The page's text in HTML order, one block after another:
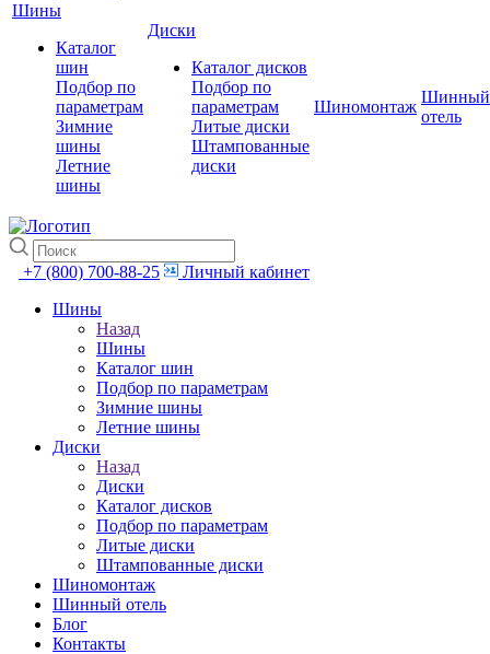
Шины
Каталог
шин
Подбор по
параметрам
Зимние
шины
Летние
шины
Диски
Каталог дисков
Подбор по
параметрам
Литые диски
Штампованные
диски
Шиномонтаж
Шинный
отель
+7 (800) 700-88-25
Личный кабинет
Шины
Назад
Шины
Каталог шин
Подбор по параметрам
Зимние шины
Летние шины
Диски
Назад
Диски
Каталог дисков
Подбор по параметрам
Литые диски
Штампованные диски
Шиномонтаж
Шинный отель
Блог
Контакты